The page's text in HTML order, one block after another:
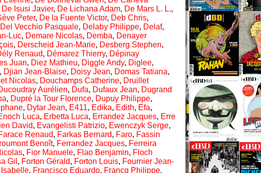
De Isusi Javier, De Lichana Adam, De Mars L. L.,
Peter, De la Fuente Victor, Deb Chris,
Del Vecchio Pasquale, Delaby Philippe, Delaf,
Luc, Demare Nicolas, Demba, Denayer
, Derscheid Jean-Marie, Desberg Stephen,
Renaud, Démarez Thierry, Dépinay
Juan, Diez Mathieu, Diggle Andy, Diglee,
, Djian Jean-Blaise, Doisy Jean, Domas Tatiana,
Nicolas, Douchamps Catherine, Druillet
Aurélien, Dufa, Dufaux Jean, Dugrand
, Dupré la Tour Florence, Dupuy Philippe,
, Dytar Jean, E411, Edika, Edith, Efa,
Luca, Erbetta Luca, Errandez Jacques, Erre
David, Evangelisti Patrizio, Ewenczyk Serge,
Renaud, Farkas Bernard, Faro, Fassin
Benoît, Ferrandez Jacques, Ferreira
, Fior Manuele, Flao Benjamin, Floch
Gil , Forton Gérald, Forton Louis, Fournier Jean-
, Francisco Eduardo, Francq Philippe,